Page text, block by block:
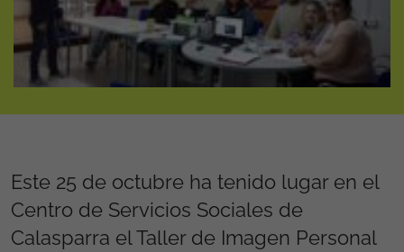
Este 25 de octubre ha tenido lugar en el
Centro de Servicios Sociales de
Calasparra el Taller de Imagen Personal